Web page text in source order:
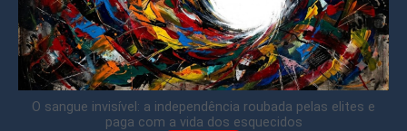
O sangue invisível: a independência roubada pelas elites e
paga com a vida dos esquecidos